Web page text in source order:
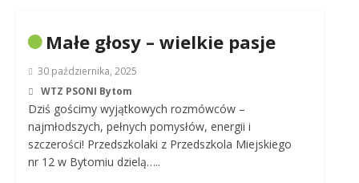
Małe głosy – wielkie pasje
30 października, 2025
WTZ PSONI Bytom
Dziś gościmy wyjątkowych rozmówców –
najmłodszych, pełnych pomysłów, energii i
szczerości! Przedszkolaki z Przedszkola Miejskiego
nr 12 w Bytomiu dzielą…..